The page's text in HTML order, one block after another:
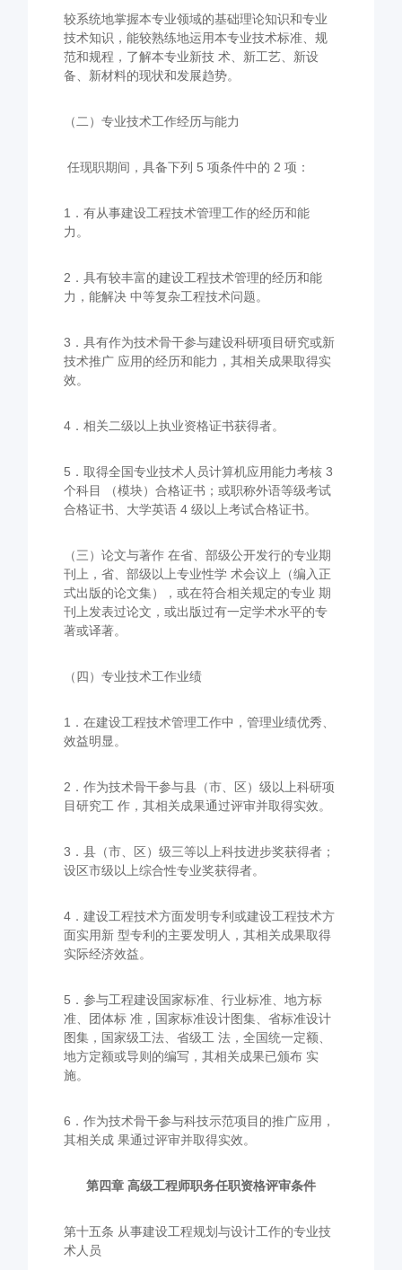
较系统地掌握本专业领域的基础理论知识和专业
技术知识，能较熟练地运用本专业技术标准、规
范和规程，了解本专业新技 术、新工艺、新设
备、新材料的现状和发展趋势。
（二）专业技术工作经历与能力
任现职期间，具备下列 5 项条件中的 2 项：
1．有从事建设工程技术管理工作的经历和能
力。
2．具有较丰富的建设工程技术管理的经历和能
力，能解决 中等复杂工程技术问题。
3．具有作为技术骨干参与建设科研项目研究或新
技术推广 应用的经历和能力，其相关成果取得实
效。
4．相关二级以上执业资格证书获得者。
5．取得全国专业技术人员计算机应用能力考核 3
个科目 （模块）合格证书；或职称外语等级考试
合格证书、大学英语 4 级以上考试合格证书。
（三）论文与著作 在省、部级公开发行的专业期
刊上，省、部级以上专业性学 术会议上（编入正
式出版的论文集），或在符合相关规定的专业 期
刊上发表过论文，或出版过有一定学术水平的专
著或译著。
（四）专业技术工作业绩
1．在建设工程技术管理工作中，管理业绩优秀、
效益明显。
2．作为技术骨干参与县（市、区）级以上科研项
目研究工 作，其相关成果通过评审并取得实效。
3．县（市、区）级三等以上科技进步奖获得者；
设区市级以上综合性专业奖获得者。
4．建设工程技术方面发明专利或建设工程技术方
面实用新 型专利的主要发明人，其相关成果取得
实际经济效益。
5．参与工程建设国家标准、行业标准、地方标
准、团体标 准，国家标准设计图集、省标准设计
图集，国家级工法、省级工 法，全国统一定额、
地方定额或导则的编写，其相关成果已颁布 实
施。
6．作为技术骨干参与科技示范项目的推广应用，
其相关成 果通过评审并取得实效。
第四章 高级工程师职务任职资格评审条件
第十五条 从事建设工程规划与设计工作的专业技
术人员